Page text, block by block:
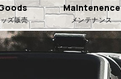
ズ販売
Maintenence
メンテナンス